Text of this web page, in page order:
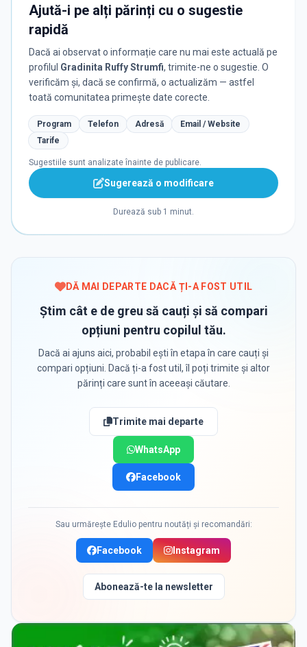
Ajută-i pe alți părinți cu o sugestie
rapidă
Dacă ai observat o informație care nu mai este actuală pe
profilul Gradinita Ruffy Strumfi, trimite-ne o sugestie. O
verificăm și, dacă se confirmă, o actualizăm — astfel
toată comunitatea primește date corecte.
Program Telefon Adresă
Email / Website
Tarife
Sugestiile sunt analizate înainte de publicare.
Sugerează o modificare
Durează sub 1 minut.
DĂ MAI DEPARTE DACĂ ȚI-A FOST UTIL
Știm cât e de greu să cauți și să compari
opțiuni pentru copilul tău.
Dacă ai ajuns aici, probabil ești în etapa în care cauți și
compari opțiuni. Dacă ți-a fost util, îl poți trimite și altor
părinți care sunt în aceeași căutare.
Trimite mai departe
WhatsApp
Facebook
Sau urmărește Edulio pentru noutăți și recomandări:
Facebook Instagram
Abonează-te la newsletter